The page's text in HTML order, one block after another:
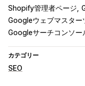
Shopify管理者ページ
Googleウェブマスター
Googleサーチコンソー
カテゴリー
SEO